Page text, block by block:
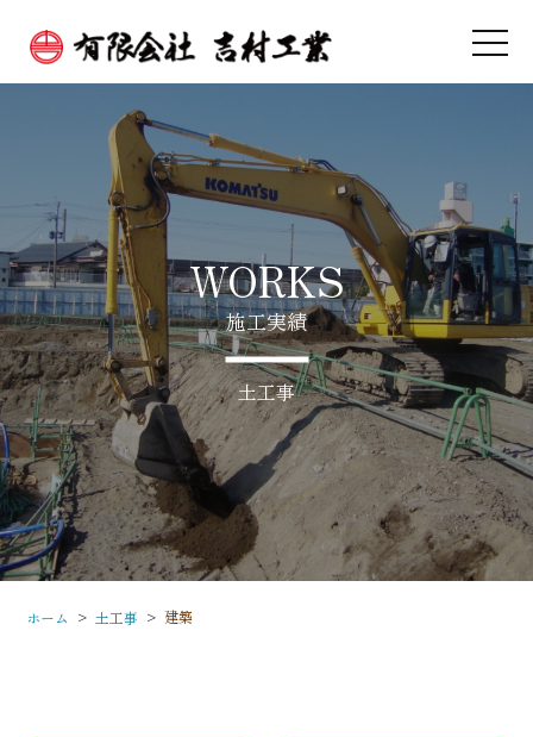
WORKS
施工実績
土工事
ホーム > 土工事 > 建築